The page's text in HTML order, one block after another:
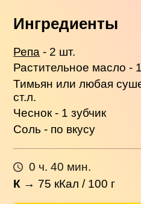
Ингредиенты
Репа - 2 шт.
Растительное масло -
Тимьян или любая
ст.л.
Чеснок - 1 зубчик
Соль - по вкусу
0 ч. 40 мин.
К → 75 кКал / 100 г